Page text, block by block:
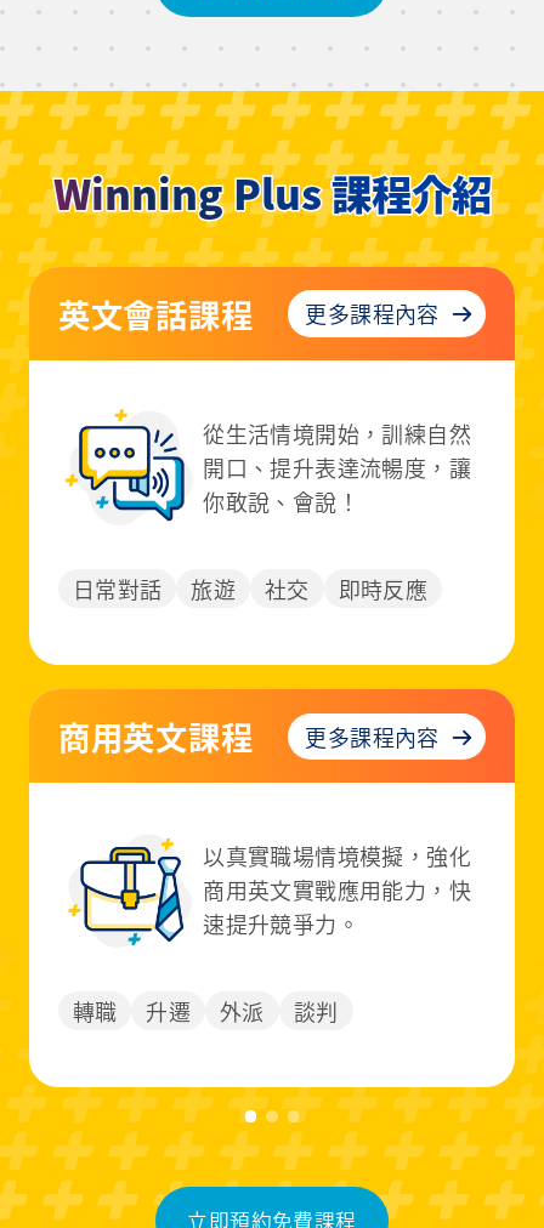
Winning Plus 課程介紹
多益線上課程 更多課程內容
專為多益量身打造！精準抓
出弱點、快速衝高分數，職
場加薪更輕鬆。
求職 升遷 成績提升
雅思線上課程 更多課程內容
依照雅思四大項目設計課
程，對標實際考試需求，為
你打造高分策略。
留學 移民 國際申請
立即預約免費課程